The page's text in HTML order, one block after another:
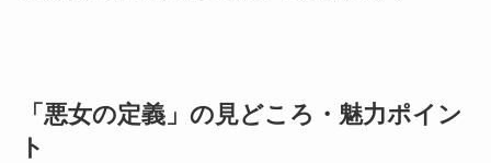
「悪女の定義」の見どころ・魅力ポイン
ト